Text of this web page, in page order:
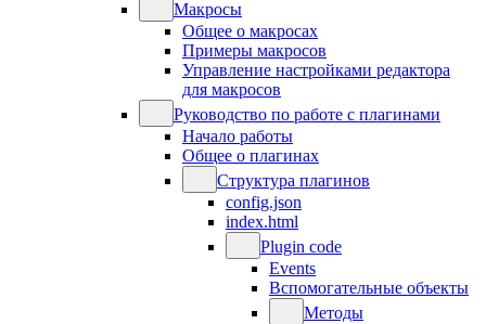
Макросы
Общее о макросах
Примеры макросов
Управление настройками редактора
для макросов
Руководство по работе с плагинами
Начало работы
Общее о плагинах
Структура плагинов
config.json
index.html
Plugin code
Events
Вспомогательные объекты
Методы